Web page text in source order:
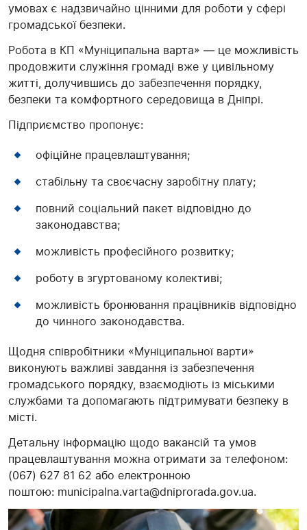
умовах є надзвичайно цінними для роботи у сфері
громадської безпеки.
Робота в КП «Муніципальна варта» — це можливість
продовжити служіння громаді вже у цивільному
житті, долучившись до забезпечення порядку,
безпеки та комфортного середовища в Дніпрі.
Підприємство пропонує:
офіційне працевлаштування;
стабільну та своєчасну заробітну плату;
повний соціальний пакет відповідно до
законодавства;
можливість професійного розвитку;
роботу в згуртованому колективі;
можливість бронювання працівників відповідно
до чинного законодавства.
Щодня співробітники «Муніципальної варти»
виконують важливі завдання із забезпечення
громадського порядку, взаємодіють із міськими
службами та допомагають підтримувати безпеку в
місті.
Детальну інформацію щодо вакансій та умов
працевлаштування можна отримати за телефоном:
(067) 627 81 62 або електронною
поштою: municipalna.varta@dniprorada.gov.ua.